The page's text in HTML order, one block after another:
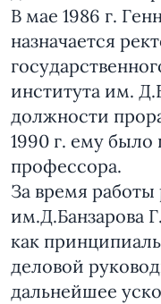
В мае 1986 г.
назначается
института им.
должности
1990 г. ему было
профессора.
За время
им.Д.Банзарова
как
деловой
дальнейшее